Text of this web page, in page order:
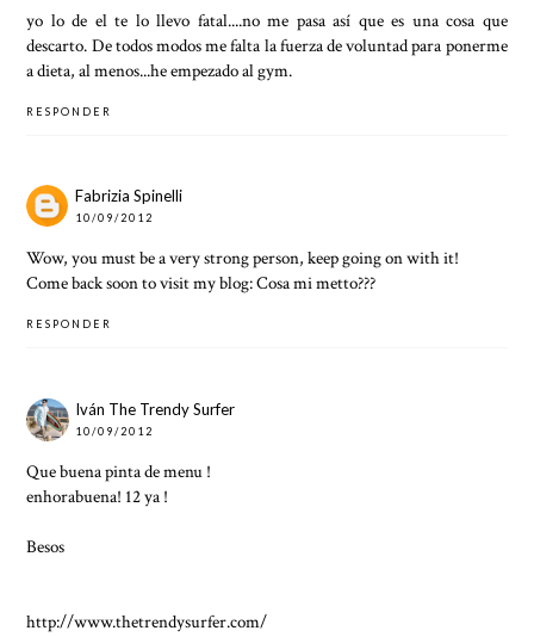
yo lo de el te lo llevo fatal....no me pasa así que es una cosa que
descarto. De todos modos me falta la fuerza de voluntad para ponerme
a dieta, al menos...he empezado al gym.
RESPONDER
Fabrizia Spinelli
10/09/2012
Wow, you must be a very strong person, keep going on with it!
Come back soon to visit my blog:Cosa mi metto???
RESPONDER
Iván The Trendy Surfer
10/09/2012
Que buena pinta de menu !
enhorabuena! 12 ya !
Besos
http://www.thetrendysurfer.com/